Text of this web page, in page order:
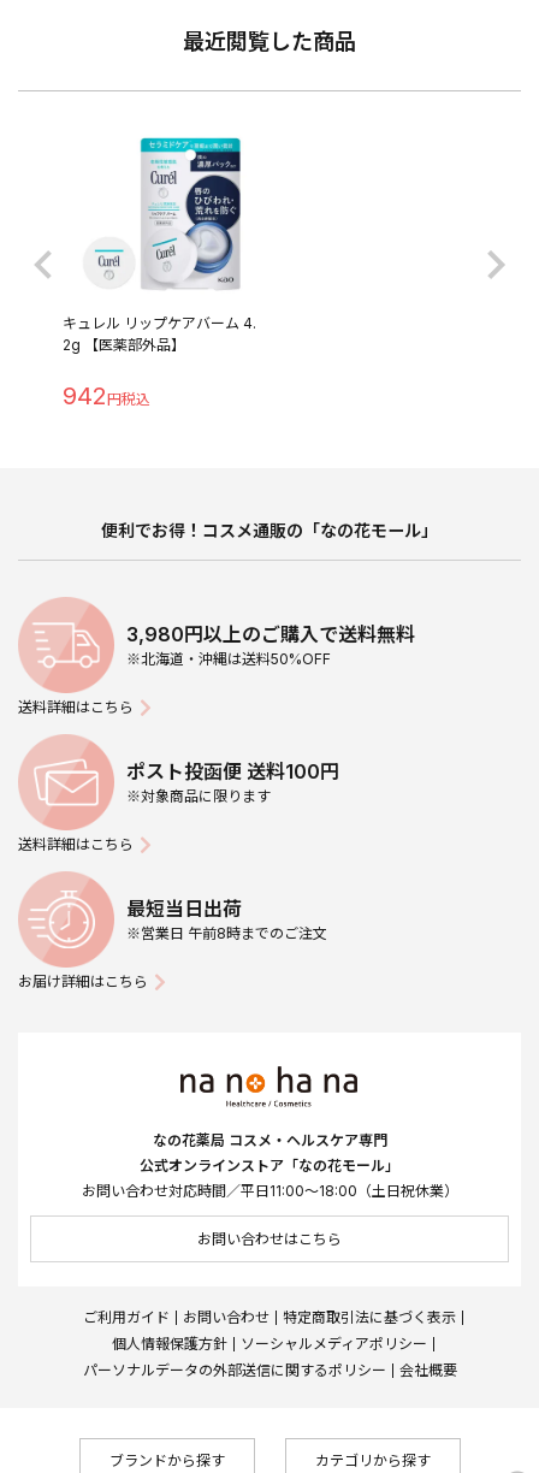
最近閲覧した商品
キュレル リップケアバーム 4.
2g 【医薬部外品】
942
便利でお得！コスメ通販の「なの花モール」
3,980円以上のご購入で送料無料
※北海道・沖縄は送料50%OFF
送料詳細はこちら
ポスト投函便 送料100円
※対象商品に限ります
送料詳細はこちら
最短当日出荷
※営業日 午前8時までのご注文
お届け詳細はこちら
なの花薬局 コスメ・ヘルスケア専門
公式オンラインストア「なの花モール」
お問い合わせ対応時間／平日11:00～18:00（土日祝休業）
お問い合わせはこちら
ご利用ガイド お問い合わせ
特定商取引法に基づく表示
個人情報保護方針
ソーシャルメディアポリシー
パーソナルデータの外部送信に関するポリシー
会社概要
ブランドから探す カテゴリから探す